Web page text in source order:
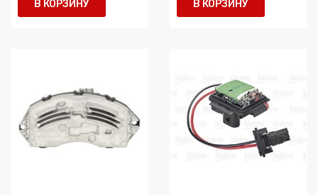
В КОРЗИНУ В КОРЗИНУ